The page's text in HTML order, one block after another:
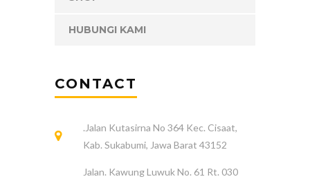
HUBUNGI KAMI
CONTACT
.Jalan Kutasirna No 364 Kec. Cisaat,
Kab. Sukabumi, Jawa Barat 43152
Jalan. Kawung Luwuk No. 61 Rt. 030